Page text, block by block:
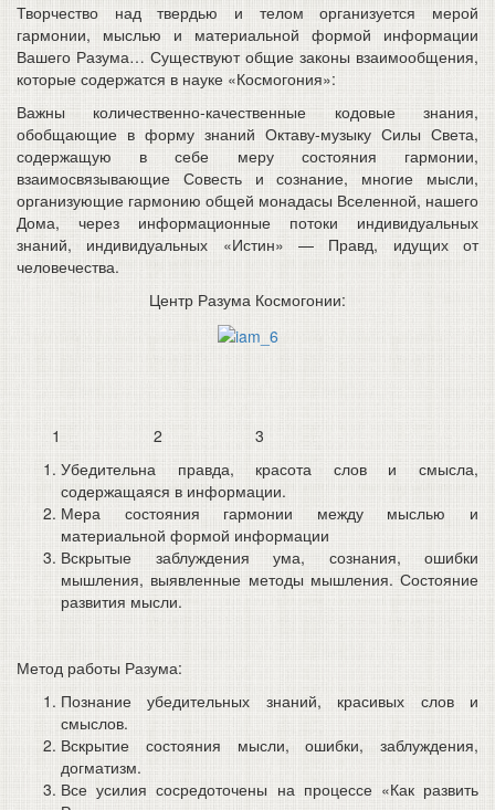
Творчество над твердью и телом организуется мерой
гармонии, мыслью и материальной формой информации
Вашего Разума… Существуют общие законы взаимообщения,
которые содержатся в науке «Космогония»:
Важны количественно-качественные кодовые знания,
обобщающие в форму знаний Октаву-музыку Силы Света,
содержащую в себе меру состояния гармонии,
взаимосвязывающие Совесть и сознание, многие мысли,
организующие гармонию общей монадасы Вселенной, нашего
Дома, через информационные потоки индивидуальных
знаний, индивидуальных «Истин» — Правд, идущих от
человечества.
Центр Разума Космогонии:
1 2 3
Убедительна правда, красота слов и смысла,
содержащаяся в информации.
Мера состояния гармонии между мыслью и
материальной формой информации
Вскрытые заблуждения ума, сознания, ошибки
мышления, выявленные методы мышления. Состояние
развития мысли.
Метод работы Разума:
Познание убедительных знаний, красивых слов и
смыслов.
Вскрытие состояния мысли, ошибки, заблуждения,
догматизм.
Все усилия сосредоточены на процессе «Как развить